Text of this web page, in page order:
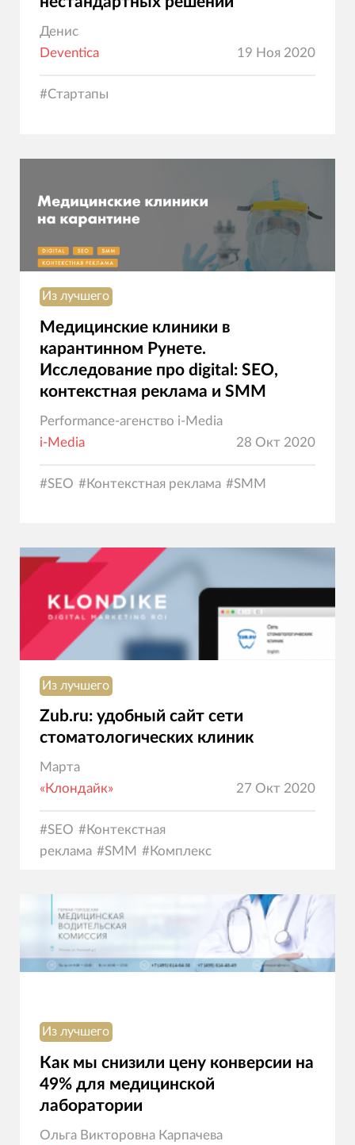
Денис
Deventica
19 Ноя 2020
#Стартапы
Из лучшего
Медицинские клиники в
карантинном Рунете.
Исследование про digital: SEO,
контекстная реклама и SMM
Performance-агенство i-Media
i-Media
28 Окт 2020
#SEO #Контекстная реклама #SMM
Из лучшего
Zub.ru: удобный сайт сети
стоматологических клиник
Марта
«Клондайк»
27 Окт 2020
#SEO #Контекстная
реклама #SMM #Комплекс
Из лучшего
Как мы снизили цену конверсии на
49% для медицинской
лаборатории
Ольга Викторовна Карпачева